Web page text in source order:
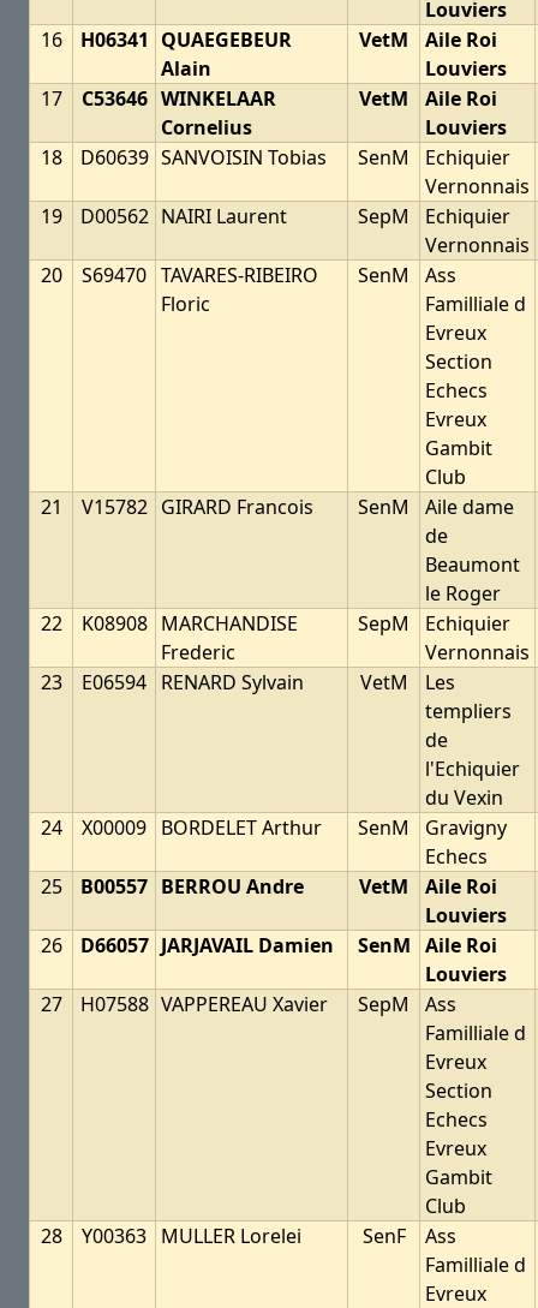
Louviers
16
H06341 QUAEGEBEUR
Alain
VetM
Aile Roi
Louviers
17
C53646 WINKELAAR
Cornelius
VetM
Aile Roi
Louviers
18
D60639 SANVOISIN Tobias SenM
Echiquier
Vernonnais
19
D00562 NAIRI Laurent SepM
Echiquier
Vernonnais
20
S69470 TAVARES-RIBEIRO
Floric
SenM
Ass
Familliale d
Evreux
Section
Echecs
Evreux
Gambit
Club
21
V15782 GIRARD Francois SenM
Aile dame
de
Beaumont
le Roger
22
K08908 MARCHANDISE
Frederic
SepM
Echiquier
Vernonnais
23
E06594 RENARD Sylvain VetM
Les
templiers
de
l'Echiquier
du Vexin
24
X00009 BORDELET Arthur SenM
Gravigny
Echecs
25
B00557 BERROU Andre VetM
Aile Roi
Louviers
26
D66057 JARJAVAIL Damien SenM Aile Roi
Louviers
27
H07588 VAPPEREAU Xavier SepM
Ass
Familliale d
Evreux
Section
Echecs
Evreux
Gambit
Club
28
Y00363 MULLER Lorelei SenF
Ass
Familliale d
Evreux